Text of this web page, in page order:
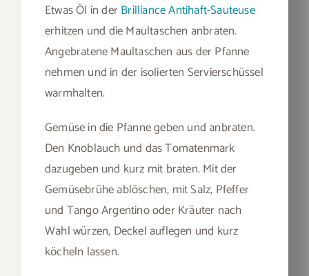
Etwas Öl in derBrilliance Antihaft-Sauteuse
erhitzen und die Maultaschen anbraten.
Angebratene Maultaschen aus der Pfanne
nehmen und in der isolierten Servierschüssel
warmhalten.
Gemüse in die Pfanne geben und anbraten.
Den Knoblauch und das Tomatenmark
dazugeben und kurz mit braten. Mit der
Gemüsebrühe ablöschen, mit Salz, Pfeffer
und Tango Argentino oder Kräuter nach
Wahl würzen, Deckel auflegen und kurz
köcheln lassen.